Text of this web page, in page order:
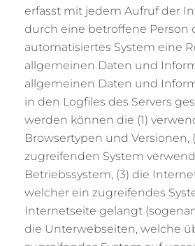
erfasst mit jedem Aufruf der
durch eine betroffene Person
automatisiertes System eine
allgemeinen Daten und
allgemeinen Daten und
in den Logfiles des Servers
werden können die (1)
Browsertypen und Versionen,
zugreifenden System
Betriebssystem, (3) die
welcher ein zugreifendes
Internetseite gelangt
die Unterwebseiten, welche